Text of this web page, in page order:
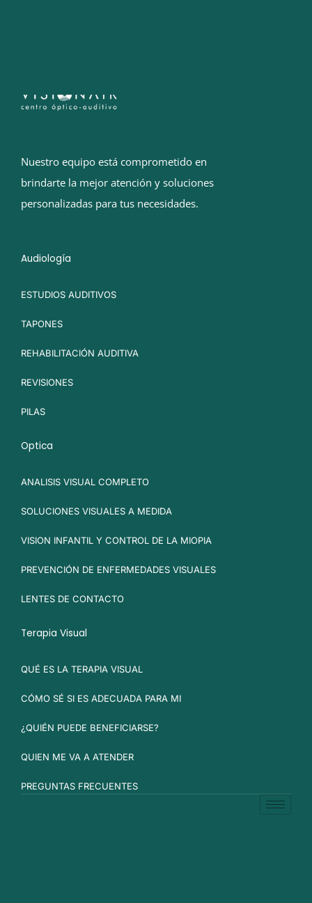
Nuestro equipo está comprometido en
brindarte la mejor atención y soluciones
personalizadas para tus necesidades.
Audiología
ESTUDIOS AUDITIVOS
TAPONES
REHABILITACIÓN AUDITIVA
REVISIONES
PILAS
Optica
ANALISIS VISUAL COMPLETO
SOLUCIONES VISUALES A MEDIDA
VISION INFANTIL Y CONTROL DE LA MIOPIA
PREVENCIÓN DE ENFERMEDADES VISUALES
LENTES DE CONTACTO
Terapia Visual
QUÉ ES LA TERAPIA VISUAL
CÓMO SÉ SI ES ADECUADA PARA MI
¿QUIÉN PUEDE BENEFICIARSE?
QUIEN ME VA A ATENDER
PREGUNTAS FRECUENTES